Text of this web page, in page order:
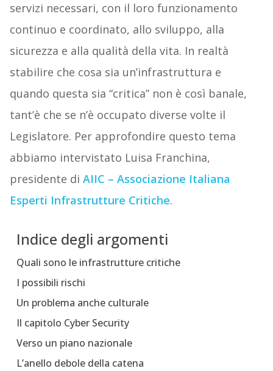
servizi necessari, con il loro funzionamento
continuo e coordinato, allo sviluppo, alla
sicurezza e alla qualità della vita. In realtà
stabilire che cosa sia un’infrastruttura e
quando questa sia “critica” non è così banale,
tant’è che se n’è occupato diverse volte il
Legislatore. Per approfondire questo tema
abbiamo intervistato Luisa Franchina,
presidente di AIIC – Associazione Italiana
Esperti Infrastrutture Critiche.
Indice degli argomenti
Quali sono le infrastrutture critiche
I possibili rischi
Un problema anche culturale
Il capitolo Cyber Security
Verso un piano nazionale
L’anello debole della catena